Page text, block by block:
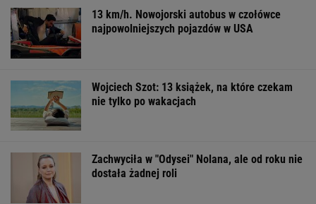
13 km/h. Nowojorski autobus w czołówce
najpowolniejszych pojazdów w USA
Wojciech Szot: 13 książek, na które czekam
nie tylko po wakacjach
Zachwyciła w "Odysei" Nolana, ale od roku nie
dostała żadnej roli